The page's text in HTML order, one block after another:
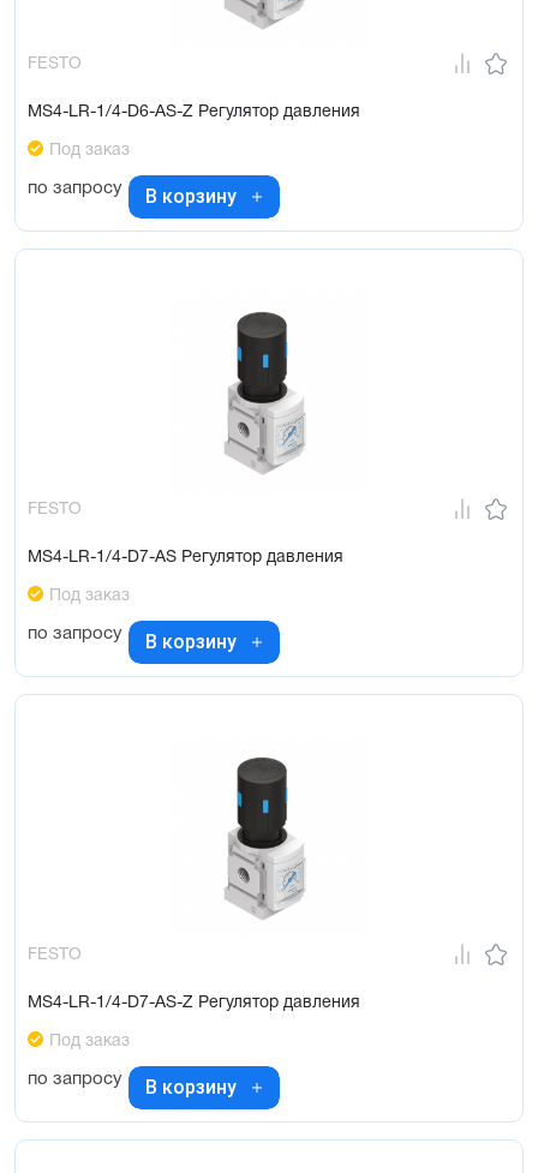
FESTO
MS4-LR-1/4-D6-AS-Z Регулятор давления
Под заказ
по запросу В корзину
FESTO
MS4-LR-1/4-D7-AS Регулятор давления
Под заказ
по запросу В корзину
FESTO
MS4-LR-1/4-D7-AS-Z Регулятор давления
Под заказ
по запросу В корзину